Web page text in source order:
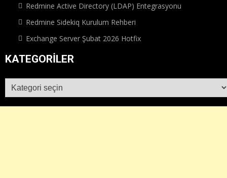
Redmine Active Directory (LDAP) Entegrasyonu
Redmine Sidekiq Kurulum Rehberi
Exchange Server Şubat 2026 Hotfix
KATEGORILER